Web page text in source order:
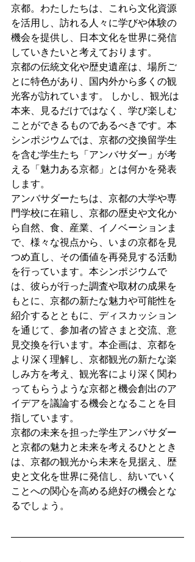
京都。わたしたちは、これら文化資源
を活用し、訪れる人々に学びや体験の
機会を提供し、日本文化を世界に発信
していきたいと考えております。
京都の伝統文化や歴史遺産は、場所ご
とに特色があり、国内外から多くの観
光客が訪れています。 しかし、観光は
本来、見るだけではなく、学び楽しむ
ことができるものであるべきです。本
シンポジウムでは、京都の交換留学生
を含む学生たち「アンバサダー」が考
える「魅力ある京都」とは何かを発表
します。
アンバサダーたちは、京都の大学や専
門学校に在籍し、京都の歴史や文化か
ら自然、食、産業、イノベーションま
で、様々な視点から、いまの京都を見
つめ直し、その価値を再発見する活動
を行っています。本シンポジウムで
は、彼らが行った調査や取材の成果を
もとに、京都の新たな魅力や可能性を
紹介するとともに、ディスカッション
を通じて、参加者の皆さまと交流、意
見交換を行います。本企画は、京都を
より深く理解し、京都観光の新たな楽
しみ方を考え、観光客により深く関わ
ってもらうような京都と機会創出のア
イデアを議論する機会となることを目
指しています。
京都の未来を担った学生アンバサダー
と京都の魅力と未来を考えるひととき
は、京都の観光から未来を見据え、歴
史と文化を世界に発信し、紡いでいく
ことへの関心を高める絶好の機会とな
るでしょう。